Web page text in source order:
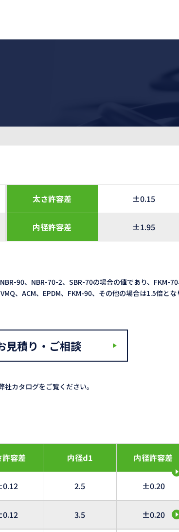
太さ許容差 ±0.15
内径許容差 ±1.95
90、NBR-70-2、SBR-70の場合の値であり、FKM-
、ACM、EPDM、FKM-90、その他の場合は1.5倍とな
見積り・ご相談
カタログをご覧ください。
許容差 内径d1 内径許容差
2.5 ±0.20
3.5 ±0.20